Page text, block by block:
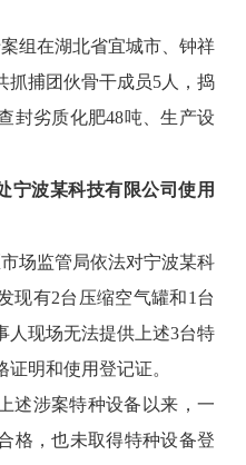
组在湖北省宜城市、钟祥
抓捕团伙骨干成员5人，捣
封劣质化肥48吨、生产设
宁波某科技有限公司使用
场监管局依法对宁波某科
现有2台压缩空气罐和1台
人现场无法提供上述3台特
明和使用登记证。
述涉案特种设备以来，一
格，也未取得特种设备登